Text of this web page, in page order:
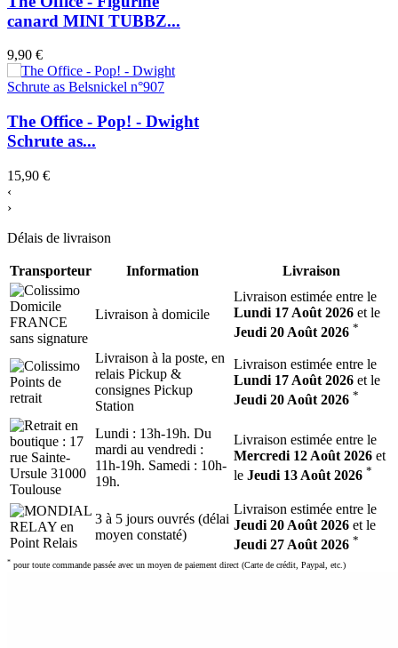
canard MINI TUBBZ...
9,90 €
The Office - Pop! - Dwight
Schrute as...
15,90 €
‹
›
Délais de livraison
Transporteur Information Livraison
Livraison à domicile
Livraison estimée entre le
Lundi 17 Août 2026 et le
Jeudi 20 Août 2026 *
Livraison à la poste, en
relais Pickup &
consignes Pickup
Station
Livraison estimée entre le
Lundi 17 Août 2026 et le
Jeudi 20 Août 2026 *
Lundi : 13h-19h. Du
mardi au vendredi :
11h-19h. Samedi : 10h-
19h.
Livraison estimée entre le
Mercredi 12 Août 2026 et
le Jeudi 13 Août 2026 *
3 à 5 jours ouvrés (délai
moyen constaté)
Livraison estimée entre le
Jeudi 20 Août 2026 et le
Jeudi 27 Août 2026 *
* pour toute commande passée avec un moyen de paiement direct (Carte de crédit, Paypal, etc.)